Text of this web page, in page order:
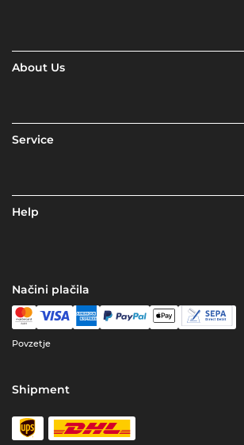
About Us
Service
Help
Načini plačila
Povzetje
Shipment